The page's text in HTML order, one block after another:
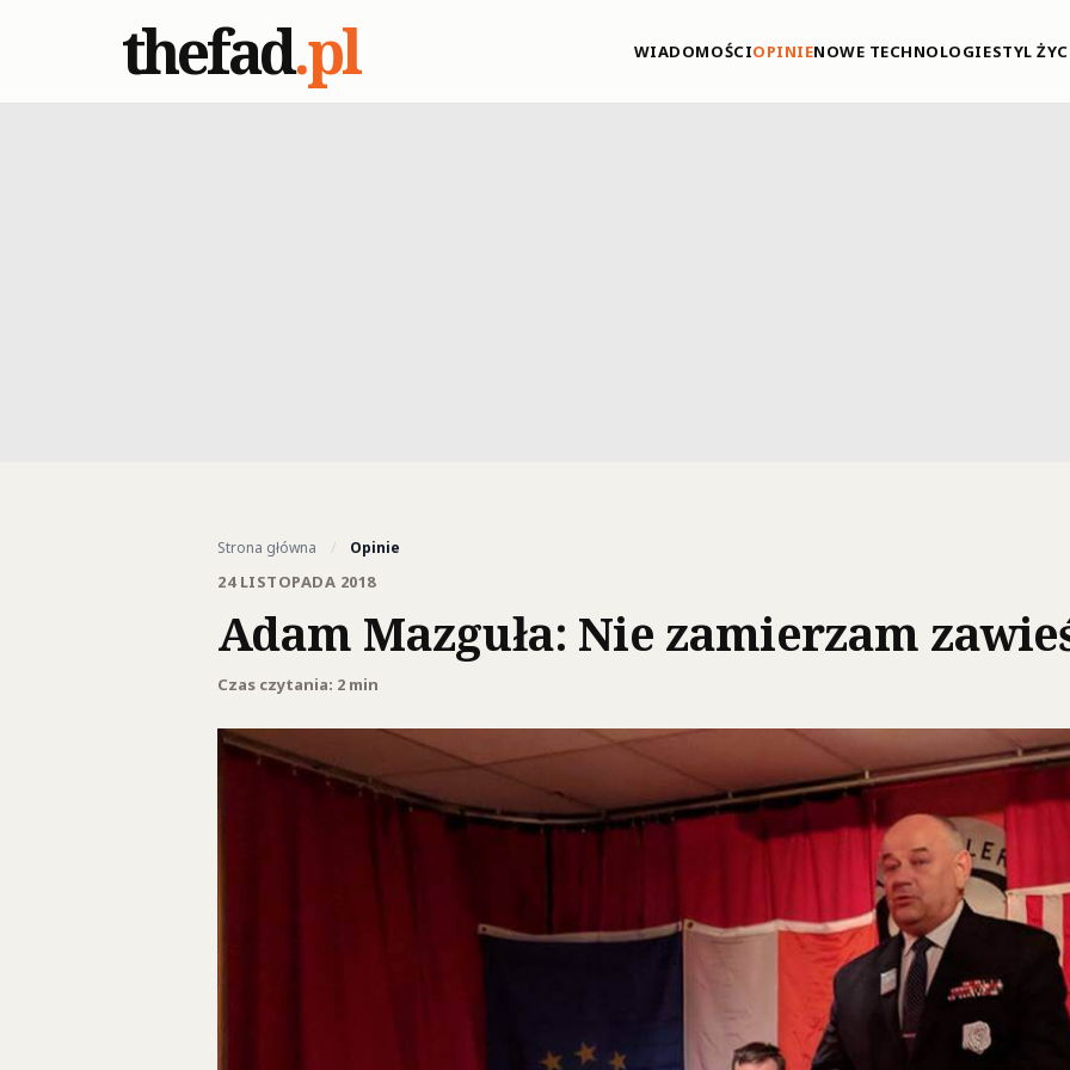
thefad.pl WIADOMOŚCIOPINIENOWE TECHNOLOGIESTYL
Strona główna / Opinie
24 LISTOPADA 2018
Adam Mazguła: Nie zamierzam
Czas czytania: 2 min